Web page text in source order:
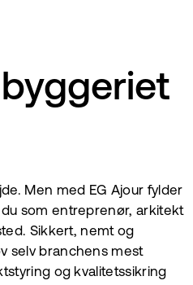
Men med EG Ajour fylder
som entreprenør, arkitekt
Sikkert, nemt og
selv branchens mest
og kvalitetssikring